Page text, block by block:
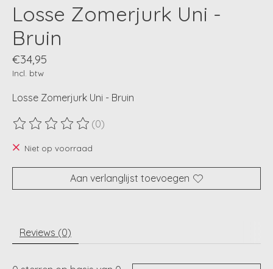
Losse Zomerjurk Uni -
Bruin
€34,95
Incl. btw
Losse Zomerjurk Uni - Bruin
De beoordeling van dit product is
(0)
Niet op voorraad
Aan verlanglijst toevoegen
Reviews (0)